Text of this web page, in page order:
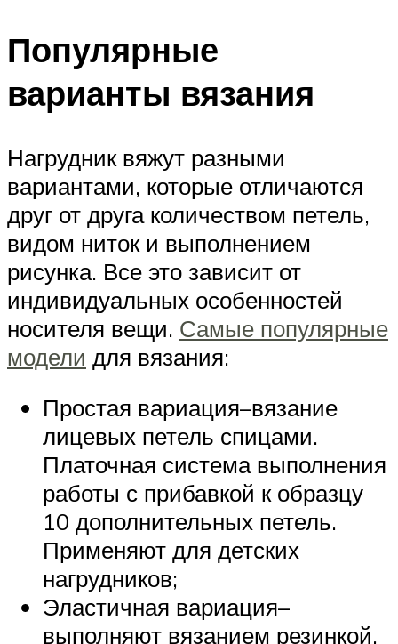
Популярные
варианты вязания
Нагрудник вяжут разными
вариантами, которые отличаются
друг от друга количеством петель,
видом ниток и выполнением
рисунка. Все это зависит от
индивидуальных особенностей
носителя вещи. Самые популярные
модели для вязания:
Простая вариация–вязание
лицевых петель спицами.
Платочная система выполнения
работы с прибавкой к образцу
10 дополнительных петель.
Применяют для детских
нагрудников;
Эластичная вариация–
выполняют вязанием резинкой,